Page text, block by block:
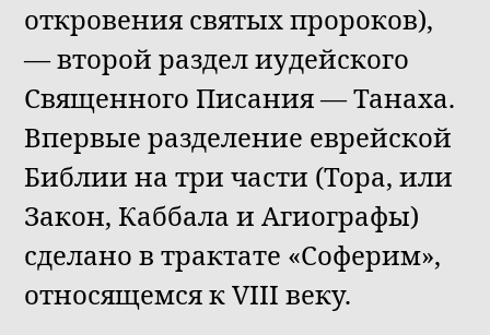
откровения святых пророков),
— второй раздел иудейского
Священного Писания — Танаха.
Впервые разделение еврейской
Библии на три части (Тора, или
Закон, Каббала и Агиографы)
сделано в трактате «Соферим»,
относящемся к VIII веку.